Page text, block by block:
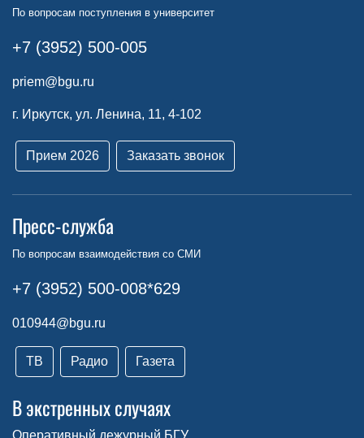
По вопросам поступления в университет
+7 (3952) 500-005
priem@bgu.ru
г. Иркутск, ул. Ленина, 11, 4-102
Прием 2026 Заказать звонок
Пресс-служба
По вопросам взаимодействия со СМИ
+7 (3952) 500-008*629
010944@bgu.ru
ТВ Радио Газета
В экстренных случаях